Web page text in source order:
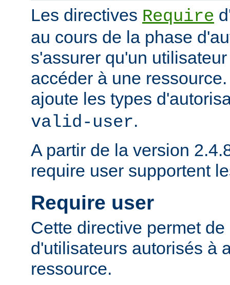
Les directives Require
au cours de la phase
s'assurer qu'un
accéder à une
ajoute les types
valid-user.
A partir de la version
require user supportent
Require user
Cette directive permet
d'utilisateurs autorisés à
ressource.